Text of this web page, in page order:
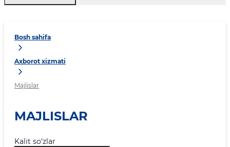
Bosh sahifa
Axborot xizmati
Majlislar
MAJLISLAR
Kalit so‘zlar